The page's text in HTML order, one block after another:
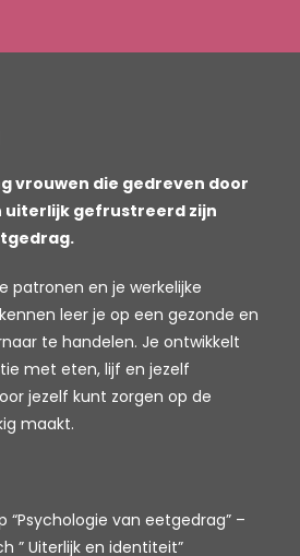
uit welk hoofde dan ook,
Bij overschrijding van de
het factuurbedrag
5,00 administratiekosten.
na factuurdatum niet
van der Kuilen gerechtigd om
kracht vanaf de eerste dag
te brengen, alsook alle
met de inning van de
waaronder uitdrukkelijk
kosten ter incasso door
en gerechtelijke kosten.
van de opdracht
heeft het recht de
door omstandigheden, welke
niet op de
of vanwege ziekte, tijdelijk
na te komen.
vrouwen die gedreven door
uiterlijk gefrustreerd zijn
patronen en je werkelijke
leer je op een gezonde en
te handelen. Je ontwikkelt
met eten, lijf en jezelf
jezelf kunt zorgen op de
maakt.
“Psychologie van eetgedrag” –
” Uiterlijk en identiteit”